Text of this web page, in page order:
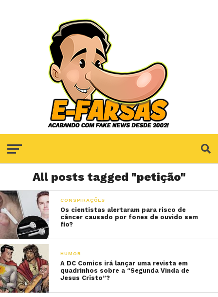
All posts tagged "petição"
CONSPIRAÇÕES
Os cientistas alertaram para risco de
câncer causado por fones de ouvido sem
fio?
HUMOR
A DC Comics irá lançar uma revista em
quadrinhos sobre a “Segunda Vinda de
Jesus Cristo”?